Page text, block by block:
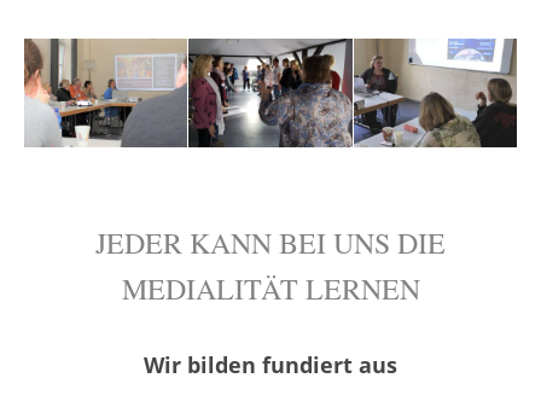
JEDER KANN BEI UNS DIE
MEDIALITÄT LERNEN
Wir bilden fundiert aus